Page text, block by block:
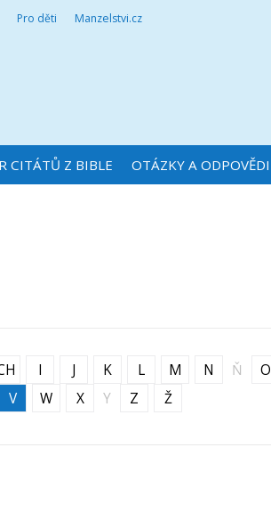
Pro děti Manzelstvi.cz
CITÁTŮ Z BIBLE OTÁZKY A ODPOVĚDI
I J K L M N Ň O
V W X Y Z Ž